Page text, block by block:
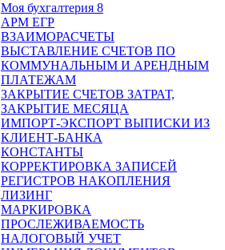
Моя бухгалтерия 8
АРМ ЕГР
ВЗАИМОРАСЧЕТЫ
ВЫСТАВЛЕНИЕ СЧЕТОВ ПО
КОММУНАЛЬНЫМ И АРЕНДНЫМ
ПЛАТЕЖАМ
ЗАКРЫТИЕ СЧЕТОВ ЗАТРАТ,
ЗАКРЫТИЕ МЕСЯЦА
ИМПОРТ-ЭКСПОРТ ВЫПИСКИ ИЗ
КЛИЕНТ-БАНКА
КОНСТАНТЫ
КОРРЕКТИРОВКА ЗАПИСЕЙ
РЕГИСТРОВ НАКОПЛЕНИЯ
ЛИЗИНГ
МАРКИРОВКА
ПРОСЛЕЖИВАЕМОСТЬ
НАЛОГОВЫЙ УЧЕТ